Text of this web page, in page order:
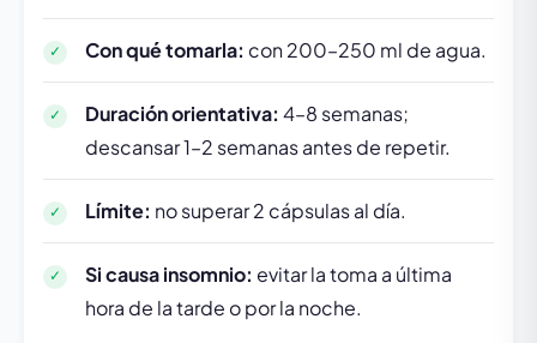
Con qué tomarla: con 200–250 ml de agua.
Duración orientativa: 4–8 semanas;
descansar 1–2 semanas antes de repetir.
Límite: no superar 2 cápsulas al día.
Si causa insomnio: evitar la toma a última
hora de la tarde o por la noche.